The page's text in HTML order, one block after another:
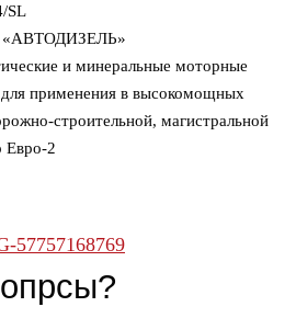
SL
и минеральные моторные
применения в высокомощных
строительной, магистральной
Евро-2
57757168769